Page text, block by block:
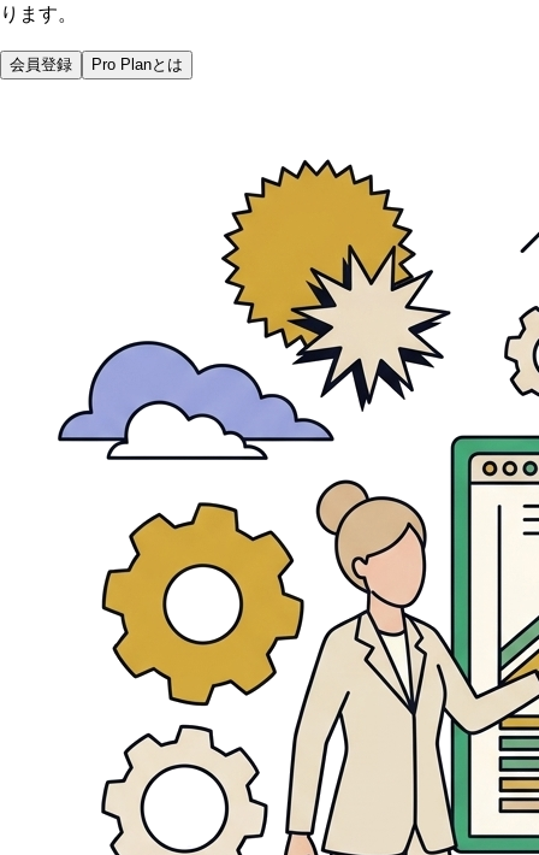
ります。
会員登録 Pro Planとは